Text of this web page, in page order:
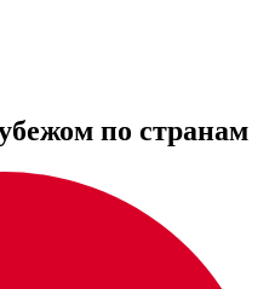
по странам